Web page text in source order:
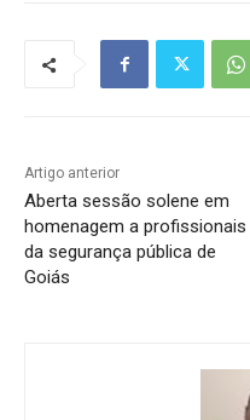
Artigo anterior
Aberta sessão solene em
homenagem a profissionais
da segurança pública de
Goiás